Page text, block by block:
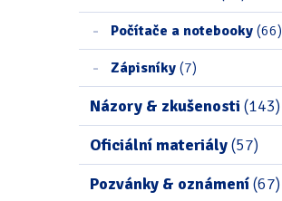
Počítače a notebooky (66)
Zápisníky (7)
Názory & zkušenosti (143)
Oficiální materiály(57)
Pozvánky & oznámení(67)